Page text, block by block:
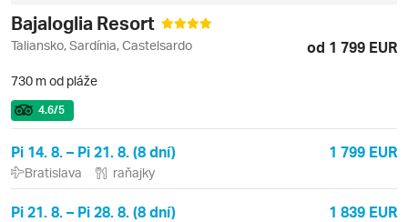
Bajaloglia Resort
Taliansko, Sardínia, Castelsardo od 1 799 EUR
730 m od pláže
4.6/5
Pi 14. 8. – Pi 21. 8. (8 dní) 1 799 EUR
Bratislava raňajky
Pi 21. 8. – Pi 28. 8. (8 dní) 1 839 EUR